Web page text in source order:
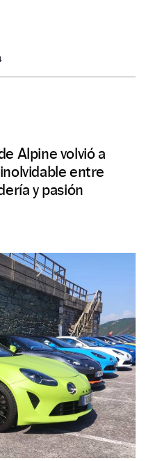
Alpine volvió a
entre
y pasión